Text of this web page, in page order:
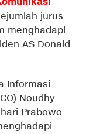
jurus
menghadapi
AS Donald
Informasi
Noudhy
Prabowo